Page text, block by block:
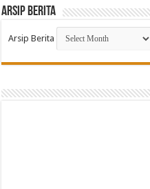
Arsip Berita
Arsip Berita